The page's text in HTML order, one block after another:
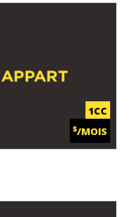
1CC
$/MOIS